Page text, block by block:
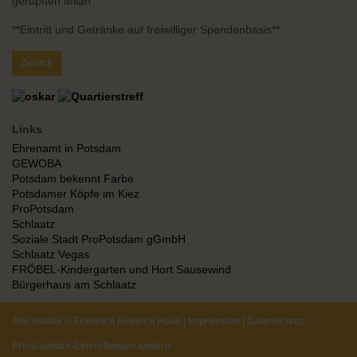
**Eintritt und Getränke auf freiwilliger Spendenbasis**
Zurück
Links
Ehrenamt in Potsdam
GEWOBA
Potsdam bekennt Farbe
Potsdamer Köpfe im Kiez
ProPotsdam
Schlaatz
Soziale Stadt ProPotsdam gGmbH
Schlaatz Vegas
FRÖBEL-Kindergarten und Hort Sausewind
Bürgerhaus am Schlaatz
Alle Inhalte © Friedrich Reinsch Haus Impressum Datenschutz
Privatsphäre-Einstellungen ändern